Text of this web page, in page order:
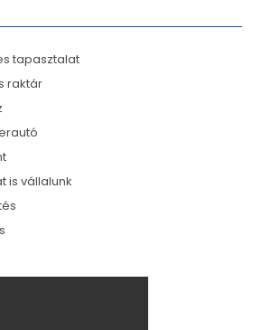
tapasztalat
raktár
is vállalunk